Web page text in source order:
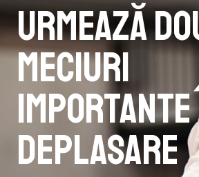
Urmează
meciuri
importante
deplasare